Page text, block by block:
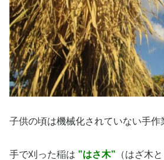
子供の頃は機械化されていない手作
手で刈った稲は ”はさ木” （はざ木